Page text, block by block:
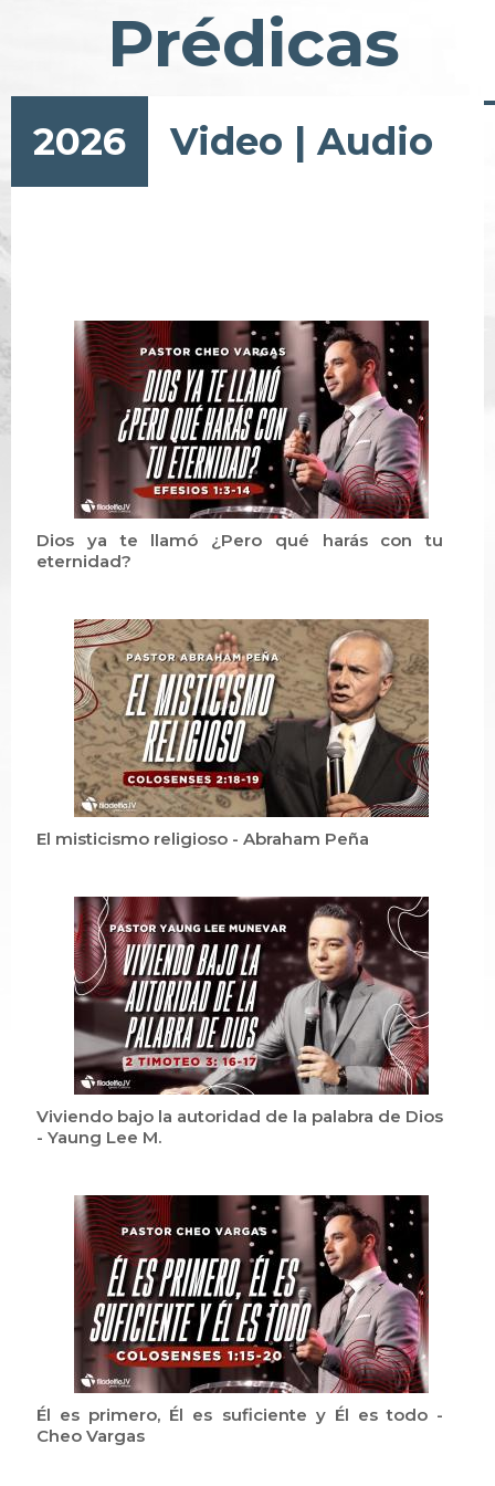
Prédicas
2026 Video | Audio
Dios ya te llamó ¿Pero qué harás con tu
eternidad?
El misticismo religioso - Abraham Peña
Viviendo bajo la autoridad de la palabra de Dios
- Yaung Lee M.
Él es primero, Él es suficiente y Él es todo -
Cheo Vargas
Paginación